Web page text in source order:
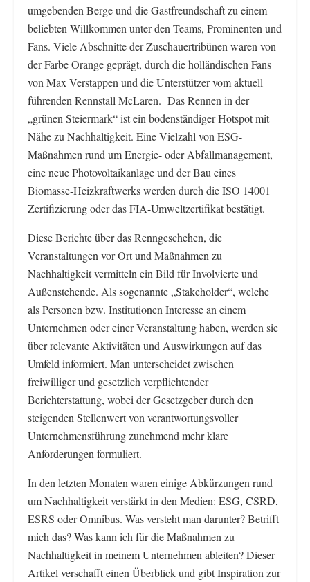
umgebenden Berge und die Gastfreundschaft zu einem
beliebten Willkommen unter den Teams, Prominenten und
Fans. Viele Abschnitte der Zuschauertribünen waren von
der Farbe Orange geprägt, durch die holländischen Fans
von Max Verstappen und die Unterstützer vom aktuell
führenden Rennstall McLaren. Das Rennen in der
„grünen Steiermark“ ist ein bodenständiger Hotspot mit
Nähe zu Nachhaltigkeit. Eine Vielzahl von ESG-
Maßnahmen rund um Energie- oder Abfallmanagement,
eine neue Photovoltaikanlage und der Bau eines
Biomasse-Heizkraftwerks werden durch die ISO 14001
Zertifizierung oder das FIA-Umweltzertifikat bestätigt.
Diese Berichte über das Renngeschehen, die
Veranstaltungen vor Ort und Maßnahmen zu
Nachhaltigkeit vermitteln ein Bild für Involvierte und
Außenstehende. Als sogenannte „Stakeholder“, welche
als Personen bzw. Institutionen Interesse an einem
Unternehmen oder einer Veranstaltung haben, werden sie
über relevante Aktivitäten und Auswirkungen auf das
Umfeld informiert. Man unterscheidet zwischen
freiwilliger und gesetzlich verpflichtender
Berichterstattung, wobei der Gesetzgeber durch den
steigenden Stellenwert von verantwortungsvoller
Unternehmensführung zunehmend mehr klare
Anforderungen formuliert.
In den letzten Monaten waren einige Abkürzungen rund
um Nachhaltigkeit verstärkt in den Medien: ESG, CSRD,
ESRS oder Omnibus. Was versteht man darunter? Betrifft
mich das? Was kann ich für die Maßnahmen zu
Nachhaltigkeit in meinem Unternehmen ableiten? Dieser
Artikel verschafft einen Überblick und gibt Inspiration zur